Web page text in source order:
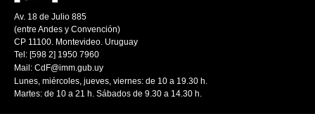
Av. 18 de Julio 885
(entre Andes y Convención)
CP 11100. Montevideo. Uruguay
Tel: [598 2] 1950 7960
Mail: CdF@imm.gub.uy
Lunes, miércoles, jueves, viernes: de 10 a 19.30 h.
Martes: de 10 a 21 h. Sábados de 9.30 a 14.30 h.